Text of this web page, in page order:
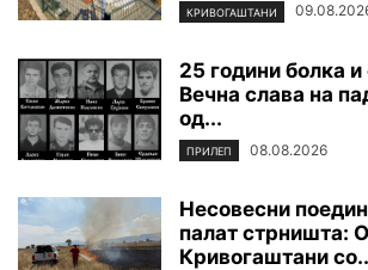
КРИВОГАШТАНИ
25 години болка
Вечна слава на
од...
ПРИЛЕП 08.08.2026
Несовесни
палат стрништа:
Кривогаштани